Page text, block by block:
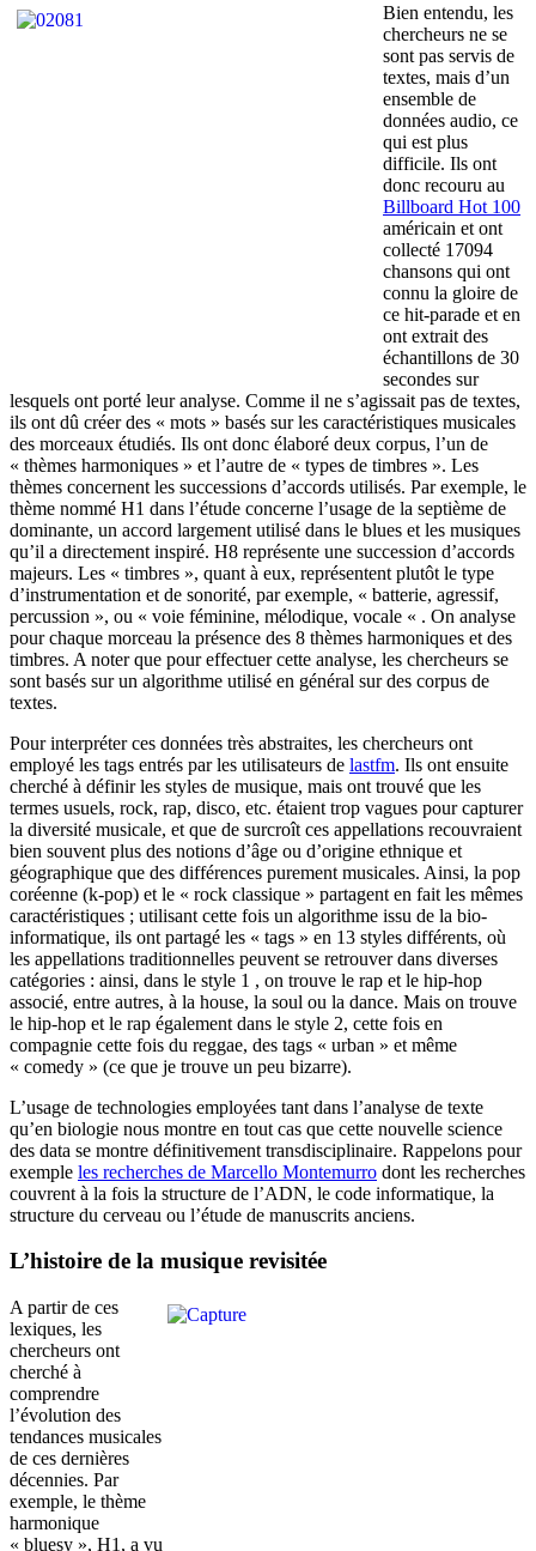
Bien entendu, les
chercheurs ne se
sont pas servis de
textes, mais d’un
ensemble de
données audio, ce
qui est plus
difficile. Ils ont
donc recouru au
Billboard Hot 100
américain et ont
collecté 17094
chansons qui ont
connu la gloire de
ce hit-parade et en
ont extrait des
échantillons de 30
secondes sur
lesquels ont porté leur analyse. Comme il ne s’agissait pas de textes,
ils ont dû créer des « mots » basés sur les caractéristiques musicales
des morceaux étudiés. Ils ont donc élaboré deux corpus, l’un de
« thèmes harmoniques » et l’autre de « types de timbres ». Les
thèmes concernent les successions d’accords utilisés. Par exemple, le
thème nommé H1 dans l’étude concerne l’usage de la septième de
dominante, un accord largement utilisé dans le blues et les musiques
qu’il a directement inspiré. H8 représente une succession d’accords
majeurs. Les « timbres », quant à eux, représentent plutôt le type
d’instrumentation et de sonorité, par exemple, « batterie, agressif,
percussion », ou « voie féminine, mélodique, vocale « . On analyse
pour chaque morceau la présence des 8 thèmes harmoniques et des
timbres. A noter que pour effectuer cette analyse, les chercheurs se
sont basés sur un algorithme utilisé en général sur des corpus de
textes.
Pour interpréter ces données très abstraites, les chercheurs ont
employé les tags entrés par les utilisateurs de lastfm. Ils ont ensuite
cherché à définir les styles de musique, mais ont trouvé que les
termes usuels, rock, rap, disco, etc. étaient trop vagues pour capturer
la diversité musicale, et que de surcroît ces appellations recouvraient
bien souvent plus des notions d’âge ou d’origine ethnique et
géographique que des différences purement musicales. Ainsi, la pop
coréenne (k-pop) et le « rock classique » partagent en fait les mêmes
caractéristiques ; utilisant cette fois un algorithme issu de la bio-
informatique, ils ont partagé les « tags » en 13 styles différents, où
les appellations traditionnelles peuvent se retrouver dans diverses
catégories : ainsi, dans le style 1 , on trouve le rap et le hip-hop
associé, entre autres, à la house, la soul ou la dance. Mais on trouve
le hip-hop et le rap également dans le style 2, cette fois en
compagnie cette fois du reggae, des tags « urban » et même
« comedy » (ce que je trouve un peu bizarre).
L’usage de technologies employées tant dans l’analyse de texte
qu’en biologie nous montre en tout cas que cette nouvelle science
des data se montre définitivement transdisciplinaire. Rappelons pour
exemple les recherches de Marcello Montemurro dont les recherches
couvrent à la fois la structure de l’ADN, le code informatique, la
structure du cerveau ou l’étude de manuscrits anciens.
L’histoire de la musique revisitée
A partir de ces
lexiques, les
chercheurs ont
cherché à
comprendre
l’évolution des
tendances musicales
de ces dernières
décennies. Par
exemple, le thème
harmonique
« bluesy », H1, a vu